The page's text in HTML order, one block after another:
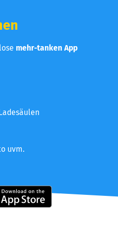
mehr-tanken App
uvm.